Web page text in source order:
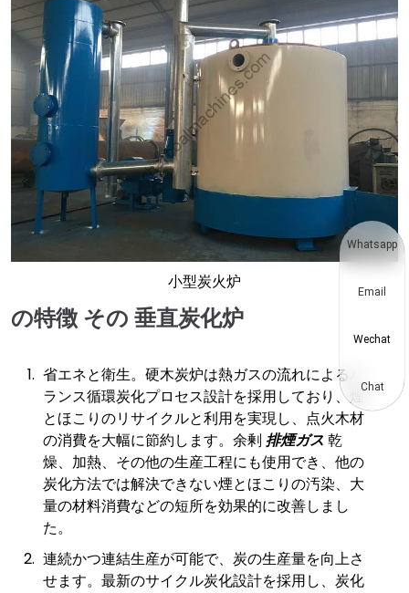
小型炭火炉
の特徴 その 垂直炭化炉
省エネと衛生。硬木炭炉は熱ガスの流れによるバ
ランス循環炭化プロセス設計を採用しており、煙
とほこりのリサイクルと利用を実現し、点火木材
の消費を大幅に節約します。余剰 排煙ガス 乾
燥、加熱、その他の生産工程にも使用でき、他の
炭化方法では解決できない煙とほこりの汚染、大
量の材料消費などの短所を効果的に改善しまし
た。
連続かつ連結生産が可能で、炭の生産量を向上さ
せます。最新のサイクル炭化設計を採用し、炭化
Whatsapp
Email
Wechat
Chat